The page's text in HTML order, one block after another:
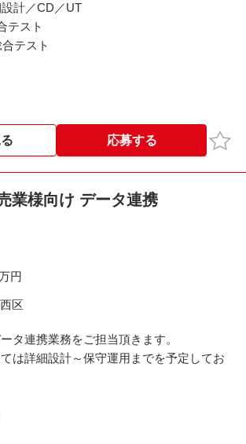
設計／CD／UT
テスト
テスト
時にご説明させていただきます。
現在募集を終了しております※※​
応募する お気
業様向け データ連携
円
区
タ連携業務をご担当頂きます。
は詳細設計～保守運用までを予定してお